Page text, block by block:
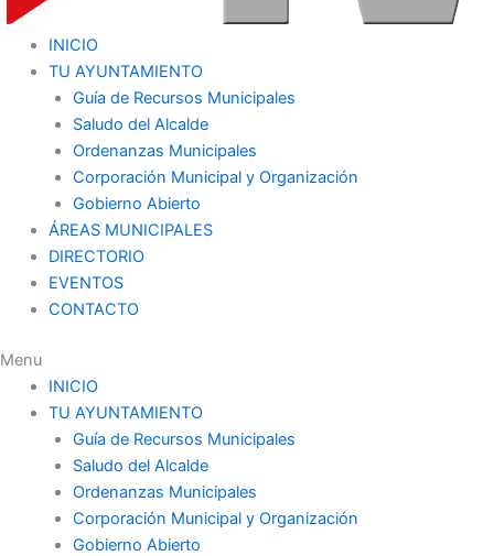
INICIO
TU AYUNTAMIENTO
Guía de Recursos Municipales
Saludo del Alcalde
Ordenanzas Municipales
Corporación Municipal y Organización
Gobierno Abierto
ÁREAS MUNICIPALES
DIRECTORIO
EVENTOS
CONTACTO
Menu
INICIO
TU AYUNTAMIENTO
Guía de Recursos Municipales
Saludo del Alcalde
Ordenanzas Municipales
Corporación Municipal y Organización
Gobierno Abierto